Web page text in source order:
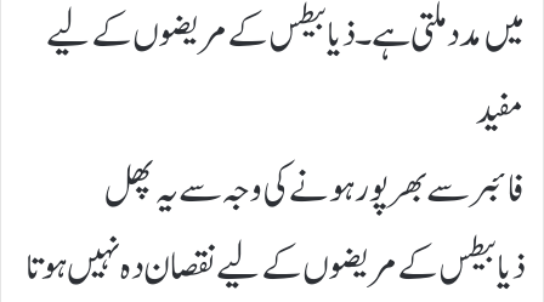
میں مدد ملتی ہے۔ذیابیطس کے مریضوں کے لیے
مفید
فائبر سے بھرپور ہونے کی وجہ سے یہ پھل
ذیابیطس کے مریضوں کے لیے نقصان دہ نہیں ہوتا